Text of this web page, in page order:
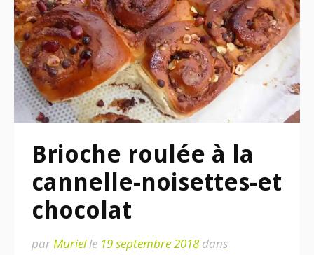
Brioche roulée à la
cannelle-noisettes-et
chocolat
parMurielle 19 septembre 2018dans